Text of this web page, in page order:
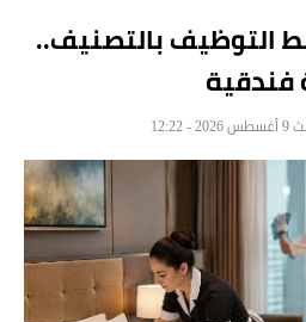
التوظيف بالتصنيف..